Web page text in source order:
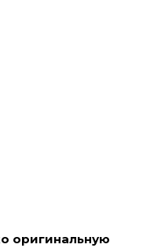
оригинальную